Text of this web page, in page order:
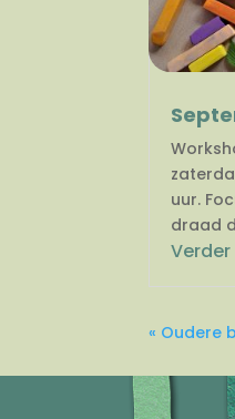
uur.
draad
Verder
« Oudere